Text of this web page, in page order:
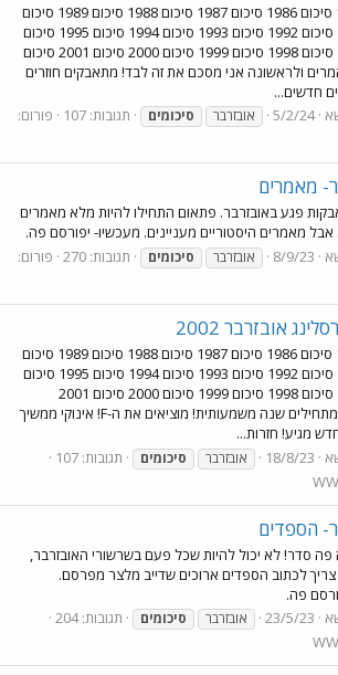
סיכום 1984-1985 סיכום 1986 סיכום 1987 סיכום 1988 סיכום 1989 סיכום
1990 סיכום 1991 סיכום 1992 סיכום 1993 סיכום 1994 סיכום 1995 סיכום
1996 סיכום 1997 סיכום 1998 סיכום 1999 סיכום 2000 סיכום 2001 סיכום
מאמרים ולראשונה אני מסכם את זה לבד! מתאבקים חוזרים
חדשים...
5/2/24 אובזרבר סיכומים תגובות: 107
פורום:
מאמרים
פגע באובזרבר. פתאום התחילו להיות מלא מאמרים
אבל מאמרים היסטוריים מעניינים. מעכשיו- יפורסם פה.
8/9/23 אובזרבר סיכומים תגובות: 270
פורום:
אובזרבר 2002
סיכום 1984-1985 סיכום 1986 סיכום 1987 סיכום 1988 סיכום 1989 סיכום
1990 סיכום 1991 סיכום 1992 סיכום 1993 סיכום 1994 סיכום 1995 סיכום
1996 סיכום 1997 סיכום 1998 סיכום 1999 סיכום 2000 סיכום 2001
הספדים מאמרים מתחילים שנה משמעותית! מוציאים את ה-F! אינוקי ממשיך
מגיע! חזרות...
18/8/23 אובזרבר סיכומים
תגובות: 107
הספדים
פה סדר! לא יכול להיות שכל פעם בשרשורי האובזרבר,
צריך לכתוב הספדים ארוכים שדייב מלצר מפרסם.
פה.
23/5/23 אובזרבר סיכומים
תגובות: 204